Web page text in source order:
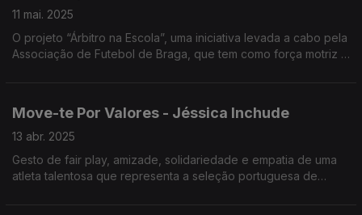
11 mai. 2025
O projeto “Árbitro na Escola”, uma iniciativa levada a cabo pela
Associação de Futebol de Braga, que tem como força motriz a
Move-te Por Valores - Jéssica Inchude
13 abr. 2025
Gesto de fair play, amizade, solidariedade e empatia de uma
atleta talentosa que representa a seleção portuguesa de